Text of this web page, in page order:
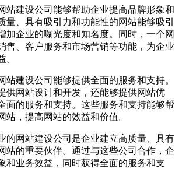
站建设公司能够帮助企业提高品牌形象和
量、具有吸引力和功能性的网站能够吸引
加企业的曝光度和知名度。同时，一个网
售、客户服务和市场营销等功能，为企业
。
站建设公司能够提供全面的服务和支持。
供网站设计和开发，还能够提供网站优
面的服务和支持。这些服务和支持能够帮
站，提高网站的效益和价值。
的网站建设公司是企业建立高质量、具有
站的重要伙伴。通过与这些公司合作，企
和业务效益，同时获得全面的服务和支